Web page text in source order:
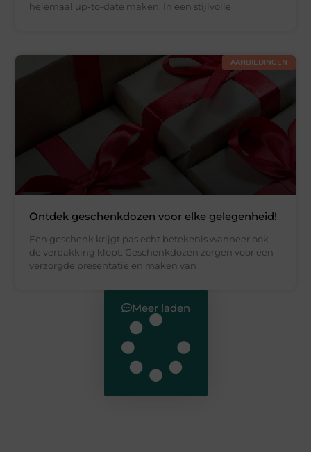
helemaal up-to-date maken. In een stijlvolle
AANBIEDINGEN
Ontdek geschenkdozen voor elke gelegenheid!
Een geschenk krijgt pas echt betekenis wanneer ook
de verpakking klopt. Geschenkdozen zorgen voor een
verzorgde presentatie en maken van
Meer laden